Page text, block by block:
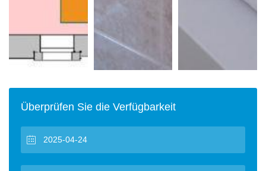
Überprüfen Sie die Verfügbarkeit